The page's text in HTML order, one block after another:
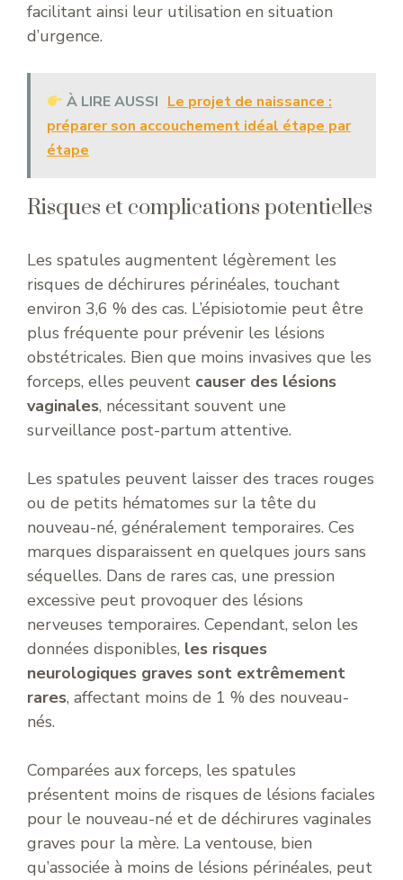
facilitant ainsi leur utilisation en situation
d’urgence.
À LIRE AUSSI Le projet de naissance :
préparer son accouchement idéal étape par
étape
Risques et complications potentielles
Les spatules augmentent légèrement les
risques de déchirures périnéales, touchant
environ 3,6 % des cas. L’épisiotomie peut être
plus fréquente pour prévenir les lésions
obstétricales. Bien que moins invasives que les
forceps, elles peuvent causer des lésions
vaginales, nécessitant souvent une
surveillance post-partum attentive.
Les spatules peuvent laisser des traces rouges
ou de petits hématomes sur la tête du
nouveau-né, généralement temporaires. Ces
marques disparaissent en quelques jours sans
séquelles. Dans de rares cas, une pression
excessive peut provoquer des lésions
nerveuses temporaires. Cependant, selon les
données disponibles, les risques
neurologiques graves sont extrêmement
rares, affectant moins de 1 % des nouveau-
nés.
Comparées aux forceps, les spatules
présentent moins de risques de lésions faciales
pour le nouveau-né et de déchirures vaginales
graves pour la mère. La ventouse, bien
qu’associée à moins de lésions périnéales, peut